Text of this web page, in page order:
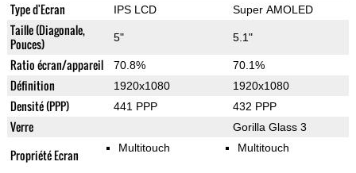
Type d'Ecran IPS LCD Super AMOLED
Taille (Diagonale,
Pouces)
5" 5.1"
Ratio écran/appareil 70.8% 70.1%
Définition 1920x1080 1920x1080
Densité (PPP) 441 PPP 432 PPP
Verre Gorilla Glass 3
Propriété Ecran Multitouch Multitouch